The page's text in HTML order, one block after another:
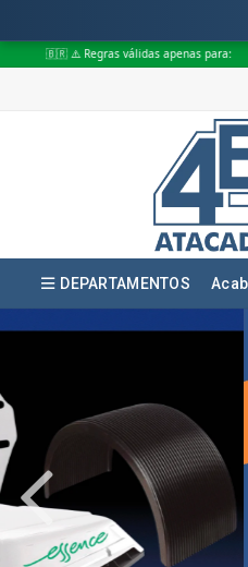
apenas para: ✅ Pedidos no
DEPARTAMENTOS